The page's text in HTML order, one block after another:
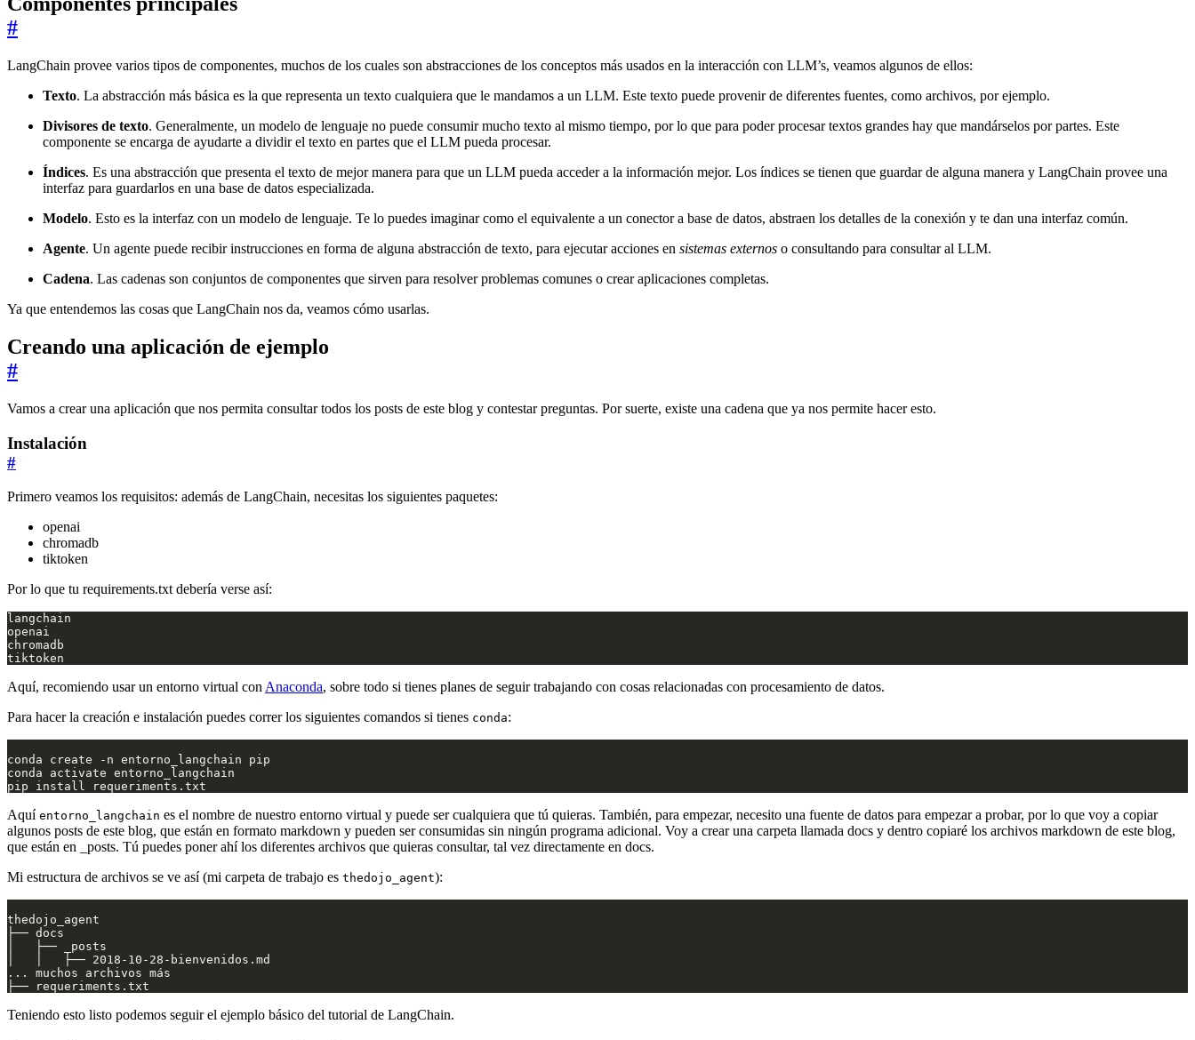
#
LangChain provee varios tipos de componentes, muchos de los cuales son abstracciones de los conceptos más usados en la interacción con LLM’s, veamos algunos de ellos:
Texto. La abstracción más básica es la que representa un texto cualquiera que le mandamos a un LLM. Este texto puede provenir de diferentes fuentes, como archivos, por ejemplo.
Divisores de texto. Generalmente, un modelo de lenguaje no puede consumir mucho texto al mismo tiempo, por lo que para poder procesar textos grandes hay que mandárselos por partes. Este
componente se encarga de ayudarte a dividir el texto en partes que el LLM pueda procesar.
Índices. Es una abstracción que presenta el texto de mejor manera para que un LLM pueda acceder a la información mejor. Los índices se tienen que guardar de alguna manera y LangChain provee una
interfaz para guardarlos en una base de datos especializada.
Modelo. Esto es la interfaz con un modelo de lenguaje. Te lo puedes imaginar como el equivalente a un conector a base de datos, abstraen los detalles de la conexión y te dan una interfaz común.
Agente. Un agente puede recibir instrucciones en forma de alguna abstracción de texto, para ejecutar acciones en sistemas externos o consultando para consultar al LLM.
Cadena. Las cadenas son conjuntos de componentes que sirven para resolver problemas comunes o crear aplicaciones completas.
Ya que entendemos las cosas que LangChain nos da, veamos cómo usarlas.
Creando una aplicación de ejemplo
#
Vamos a crear una aplicación que nos permita consultar todos los posts de este blog y contestar preguntas. Por suerte, existe una cadena que ya nos permite hacer esto.
Instalación
#
Primero veamos los requisitos: además de LangChain, necesitas los siguientes paquetes:
openai
chromadb
tiktoken
Por lo que tu requirements.txt debería verse así:
Aquí, recomiendo usar un entorno virtual con Anaconda, sobre todo si tienes planes de seguir trabajando con cosas relacionadas con procesamiento de datos.
Para hacer la creación e instalación puedes correr los siguientes comandos si tienes conda:
Aquí entorno_langchain es el nombre de nuestro entorno virtual y puede ser cualquiera que tú quieras. También, para empezar, necesito una fuente de datos para empezar a probar, por lo que voy a copiar
algunos posts de este blog, que están en formato markdown y pueden ser consumidas sin ningún programa adicional. Voy a crear una carpeta llamada docs y dentro copiaré los archivos markdown de este blog,
que están en _posts. Tú puedes poner ahí los diferentes archivos que quieras consultar, tal vez directamente en docs.
Mi estructura de archivos se ve así (mi carpeta de trabajo es thedojo_agent):
Teniendo esto listo podemos seguir el ejemplo básico del tutorial de LangChain.